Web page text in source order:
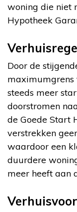
woning die niet
Hypotheek
Door de
maximumgrens
steeds meer
doorstromen
de Goede Start
verstrekken
waardoor een
duurdere
meer heeft aan